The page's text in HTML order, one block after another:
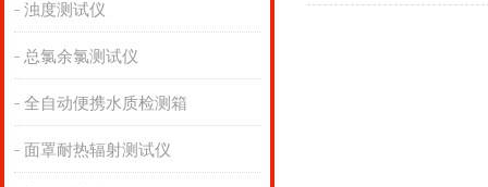
浊度测试仪
总氯余氯测试仪
全自动便携水质检测箱
面罩耐热辐射测试仪